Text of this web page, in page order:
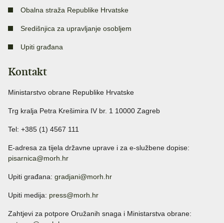
Obalna straža Republike Hrvatske
Središnjica za upravljanje osobljem
Upiti građana
Kontakt
Ministarstvo obrane Republike Hrvatske
Trg kralja Petra Krešimira IV br. 1 10000 Zagreb
Tel: +385 (1) 4567 111
E-adresa za tijela državne uprave i za e-službene dopise:
pisarnica@morh.hr
Upiti građana: gradjani@morh.hr
Upiti medija: press@morh.hr
Zahtjevi za potpore Oružanih snaga i Ministarstva obrane: